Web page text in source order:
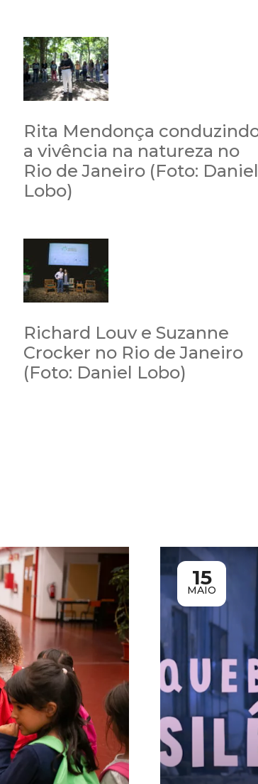
Rita Mendonça
a vivência na natureza no
Rio de Janeiro (Foto: Daniel
Lobo)
Richard Louv e Suzanne
Crocker no Rio de Janeiro
(Foto: Daniel Lobo)
15
MAIO